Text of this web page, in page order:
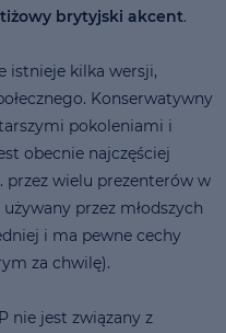
brytyjski akcent.
istnieje kilka wersji,
Konserwatywny
pokoleniami i
obecnie najczęściej
przez wielu prezenterów w
przez młodszych
i ma pewne cechy
za chwilę).
nie jest związany z